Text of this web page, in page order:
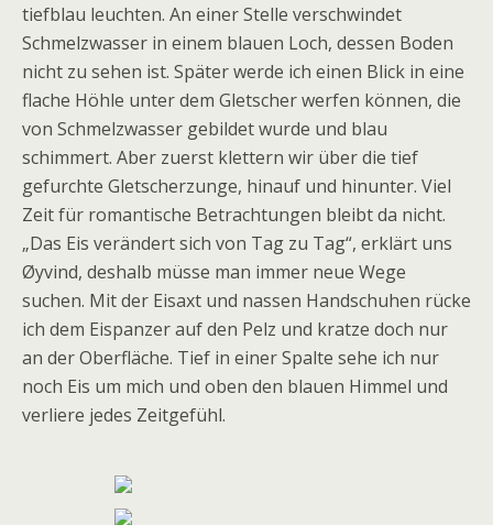
tiefblau leuchten. An einer Stelle verschwindet
Schmelzwasser in einem blauen Loch, dessen Boden
nicht zu sehen ist. Später werde ich einen Blick in eine
flache Höhle unter dem Gletscher werfen können, die
von Schmelzwasser gebildet wurde und blau
schimmert. Aber zuerst klettern wir über die tief
gefurchte Gletscherzunge, hinauf und hinunter. Viel
Zeit für romantische Betrachtungen bleibt da nicht.
„Das Eis verändert sich von Tag zu Tag“, erklärt uns
Øyvind, deshalb müsse man immer neue Wege
suchen. Mit der Eisaxt und nassen Handschuhen rücke
ich dem Eispanzer auf den Pelz und kratze doch nur
an der Oberfläche. Tief in einer Spalte sehe ich nur
noch Eis um mich und oben den blauen Himmel und
verliere jedes Zeitgefühl.